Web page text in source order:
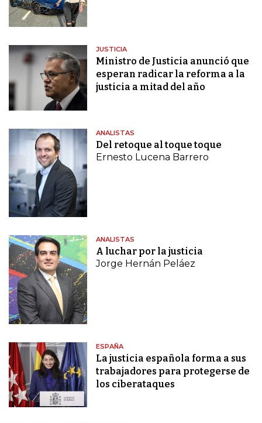
JUSTICIA
Ministro de Justicia anunció que
esperan radicar la reforma a la
justicia a mitad del año
ANALISTAS
Del retoque al toque toque
Ernesto Lucena Barrero
ANALISTAS
A luchar por la justicia
Jorge Hernán Peláez
ESPAÑA
La justicia española forma a sus
trabajadores para protegerse de
los ciberataques